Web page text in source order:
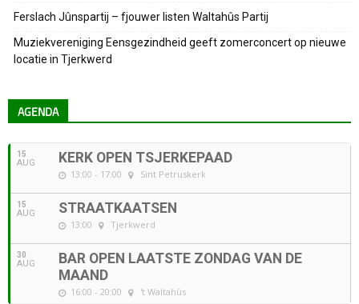
Ferslach Jûnspartij – fjouwer listen Waltahûs Partij
Muziekvereniging Eensgezindheid geeft zomerconcert op nieuwe
locatie in Tjerkwerd
AGENDA
15
AUG KERK OPEN TSJERKEPAAD
13:00 - 17:00 Sint Petruskerk
15
AUG STRAATKAATSEN
13:00 Tjerkwerd
30
AUG
BAR OPEN LAATSTE ZONDAG VAN DE
MAAND
16:00 - 20:00 't Waltahûs